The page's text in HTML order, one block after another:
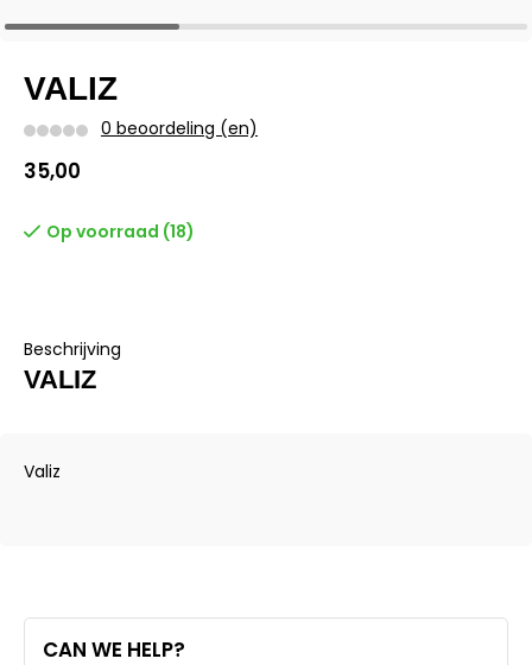
VALIZ
0 beoordeling (en)
35,00
Op voorraad (18)
Beschrijving
VALIZ
Valiz
CAN WE HELP?